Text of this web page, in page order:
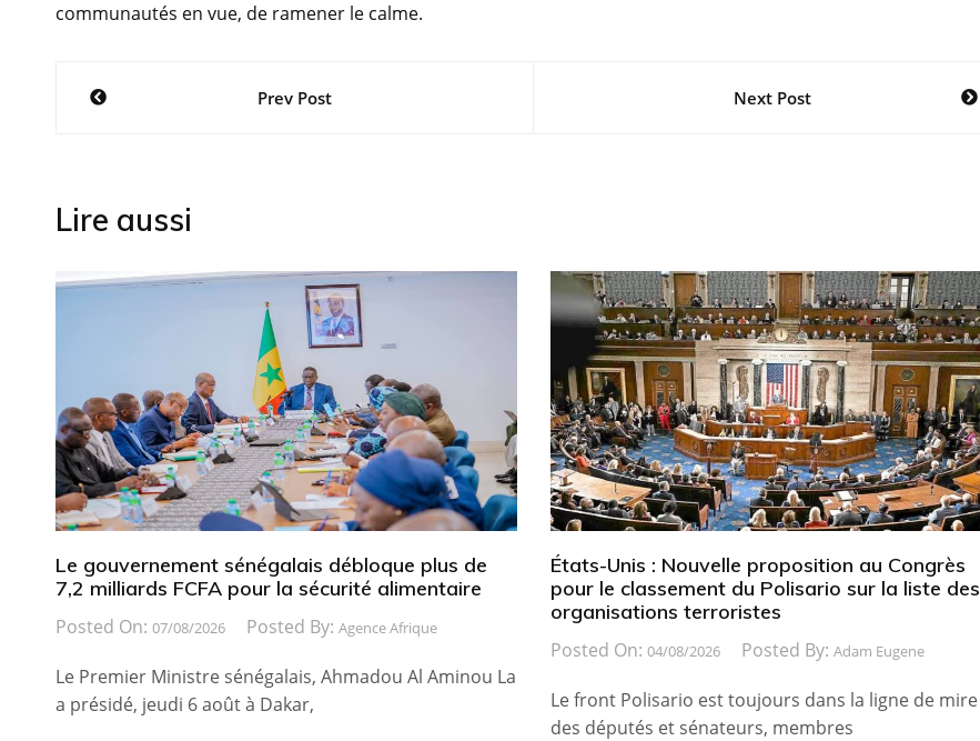
communautés en vue, de ramener le calme.
NavigationPrev Post Next Post
Lire aussi
Le gouvernement sénégalais débloque plus de
7,2 milliards FCFA pour la sécurité alimentaire
Posted On: 07/08/2026 Posted By: Agence Afrique
Le Premier Ministre sénégalais, Ahmadou Al Aminou La
a présidé, jeudi 6 août à Dakar,
États-Unis : Nouvelle proposition au Congrès
pour le classement du Polisario sur la liste des
organisations terroristes
Posted On: 04/08/2026 Posted By: Adam Eugene
Le front Polisario est toujours dans la ligne de mire
des députés et sénateurs, membres